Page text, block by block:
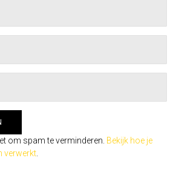
om spam te verminderen. Bekijk hoe je
verwerkt